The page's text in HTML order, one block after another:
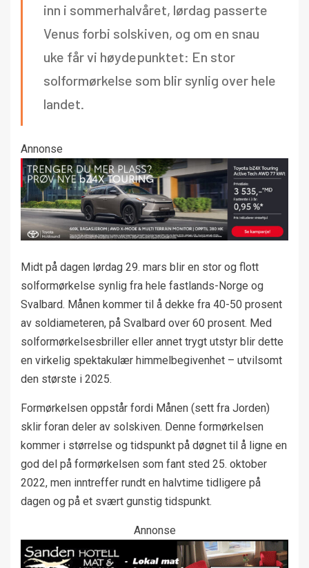
inn i sommerhalvåret, lørdag passerte
Venus forbi solskiven, og om en snau
uke får vi høydepunktet: En stor
solformørkelse som blir synlig over hele
landet.
Annonse
Midt på dagen lørdag 29. mars blir en stor og flott
solformørkelse synlig fra hele fastlands-Norge og
Svalbard. Månen kommer til å dekke fra 40-50 prosent
av soldiameteren, på Svalbard over 60 prosent. Med
solformørkelsesbriller eller annet trygt utstyr blir dette
en virkelig spektakulær himmelbegivenhet – utvilsomt
den største i 2025.
Formørkelsen oppstår fordi Månen (sett fra Jorden)
sklir foran deler av solskiven. Denne formørkelsen
kommer i størrelse og tidspunkt på døgnet til å ligne en
god del på formørkelsen som fant sted 25. oktober
2022, men inntreffer rundt en halvtime tidligere på
dagen og på et svært gunstig tidspunkt.
Annonse